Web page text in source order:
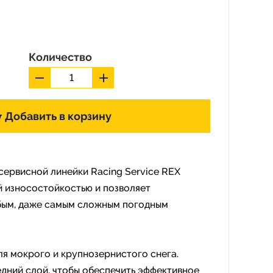
Количество
Добавить в корзину
линейки Racing Service REX
и позволяет
даже самым сложным погодным
мокрого и крупнозернистого снега.
слой, чтобы обеспечить эффективное